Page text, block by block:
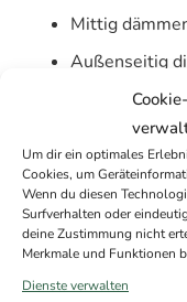
Um dir ein optimales
Cookies, um
Wenn du diesen
Surfverhalten oder
deine Zustimmung nicht
Merkmale und Funktionen
Dienste verwalten
Mittig
Außenseitig
Diese Aufteilung
möglichst nicht in
eventuell
kann.
Innenseite: